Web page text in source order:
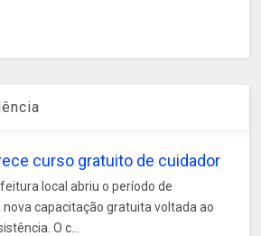
curso gratuito de cuidador
local abriu o período de
capacitação gratuita voltada ao
O c...